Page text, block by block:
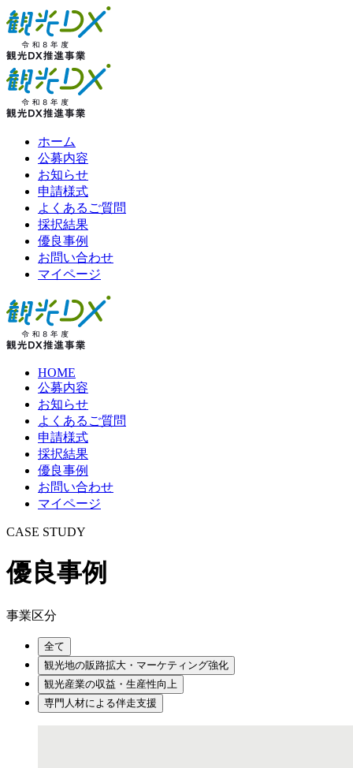
ホーム
公募内容
お知らせ
申請様式
よくあるご質問
採択結果
優良事例
お問い合わせ
マイページ
HOME
公募内容
お知らせ
よくあるご質問
申請様式
採択結果
優良事例
お問い合わせ
マイページ
CASE STUDY
優良事例
事業区分
全て
観光地の販路拡大・マーケティング強化
観光産業の収益・生産性向上
専門人材による伴走支援